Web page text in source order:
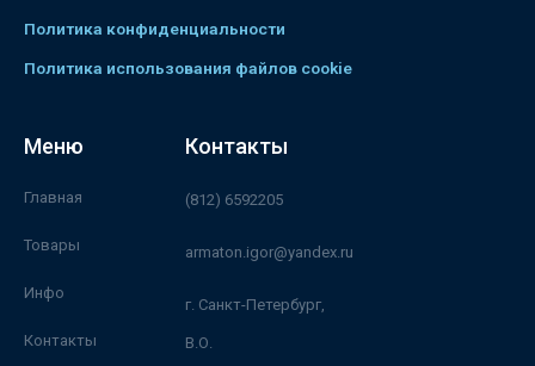
Политика конфиденциальности
Политика использования файлов cookie
Меню
Главная
Товары
Инфо
Контакты
Контакты
(812) 6592205
armaton.igor@yandex.ru
г. Санкт-Петербург,
В.О.